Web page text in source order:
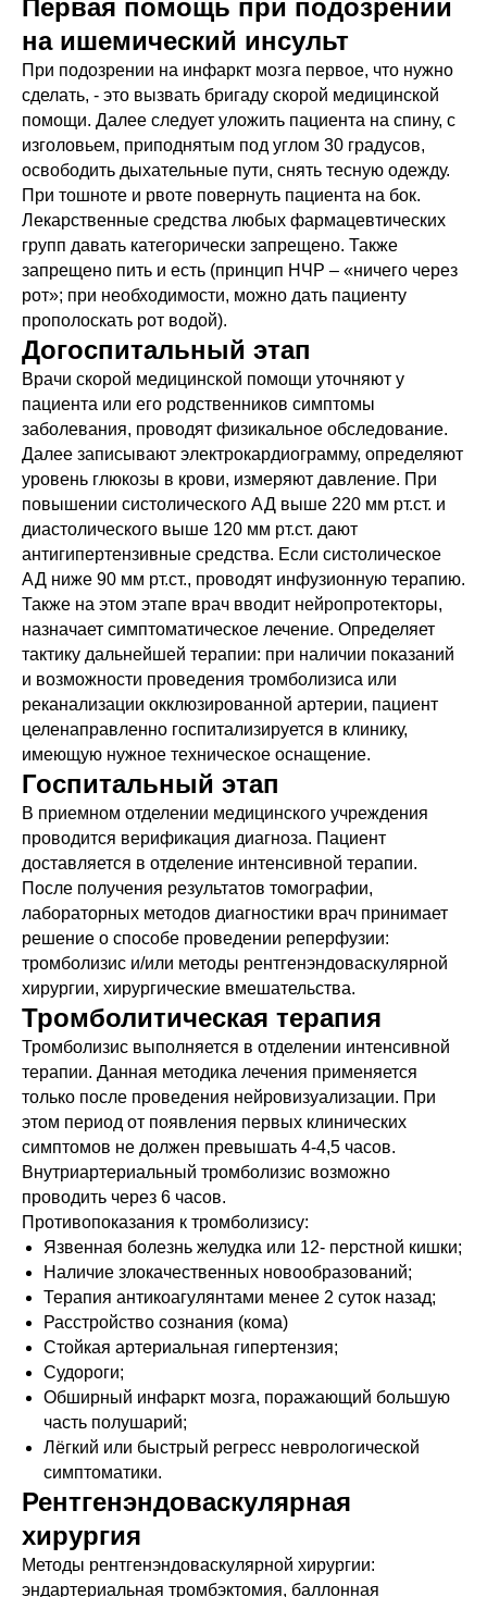
Первая помощь при подозрении
на ишемический инсульт
При подозрении на инфаркт мозга первое, что нужно
сделать, - это вызвать бригаду скорой медицинской
помощи. Далее следует уложить пациента на спину, с
изголовьем, приподнятым под углом 30 градусов,
освободить дыхательные пути, снять тесную одежду.
При тошноте и рвоте повернуть пациента на бок.
Лекарственные средства любых фармацевтических
групп давать категорически запрещено. Также
запрещено пить и есть (принцип НЧР – «ничего через
рот»; при необходимости, можно дать пациенту
прополоскать рот водой).
Догоспитальный этап
Врачи скорой медицинской помощи уточняют у
пациента или его родственников симптомы
заболевания, проводят физикальное обследование.
Далее записывают электрокардиограмму, определяют
уровень глюкозы в крови, измеряют давление. При
повышении систолического АД выше 220 мм рт.ст. и
диастолического выше 120 мм рт.ст. дают
антигипертензивные средства. Если систолическое
АД ниже 90 мм рт.ст., проводят инфузионную терапию.
Также на этом этапе врач вводит нейропротекторы,
назначает симптоматическое лечение. Определяет
тактику дальнейшей терапии: при наличии показаний
и возможности проведения тромболизиса или
реканализации окклюзированной артерии, пациент
целенаправленно госпитализируется в клинику,
имеющую нужное техническое оснащение.
Госпитальный этап
В приемном отделении медицинского учреждения
проводится верификация диагноза. Пациент
доставляется в отделение интенсивной терапии.
После получения результатов томографии,
лабораторных методов диагностики врач принимает
решение о способе проведении реперфузии:
тромболизис и/или методы рентгенэндоваскулярной
хирургии, хирургические вмешательства.
Тромболитическая терапия
Тромболизис выполняется в отделении интенсивной
терапии. Данная методика лечения применяется
только после проведения нейровизуализации. При
этом период от появления первых клинических
симптомов не должен превышать 4-4,5 часов.
Внутриартериальный тромболизис возможно
проводить через 6 часов.
Противопоказания к тромболизису:
Язвенная болезнь желудка или 12- перстной кишки;
Наличие злокачественных новообразований;
Терапия антикоагулянтами менее 2 суток назад;
Расстройство сознания (кома)
Стойкая артериальная гипертензия;
Судороги;
Обширный инфаркт мозга, поражающий большую
часть полушарий;
Лёгкий или быстрый регресс неврологической
симптоматики.
Рентгенэндоваскулярная
хирургия
Методы рентгенэндоваскулярной хирургии:
эндартериальная тромбэктомия, баллонная